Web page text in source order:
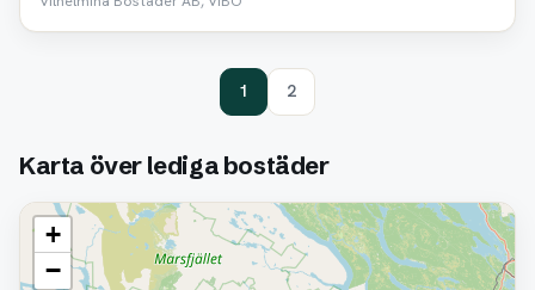
1 2
Karta över lediga bostäder
+
−